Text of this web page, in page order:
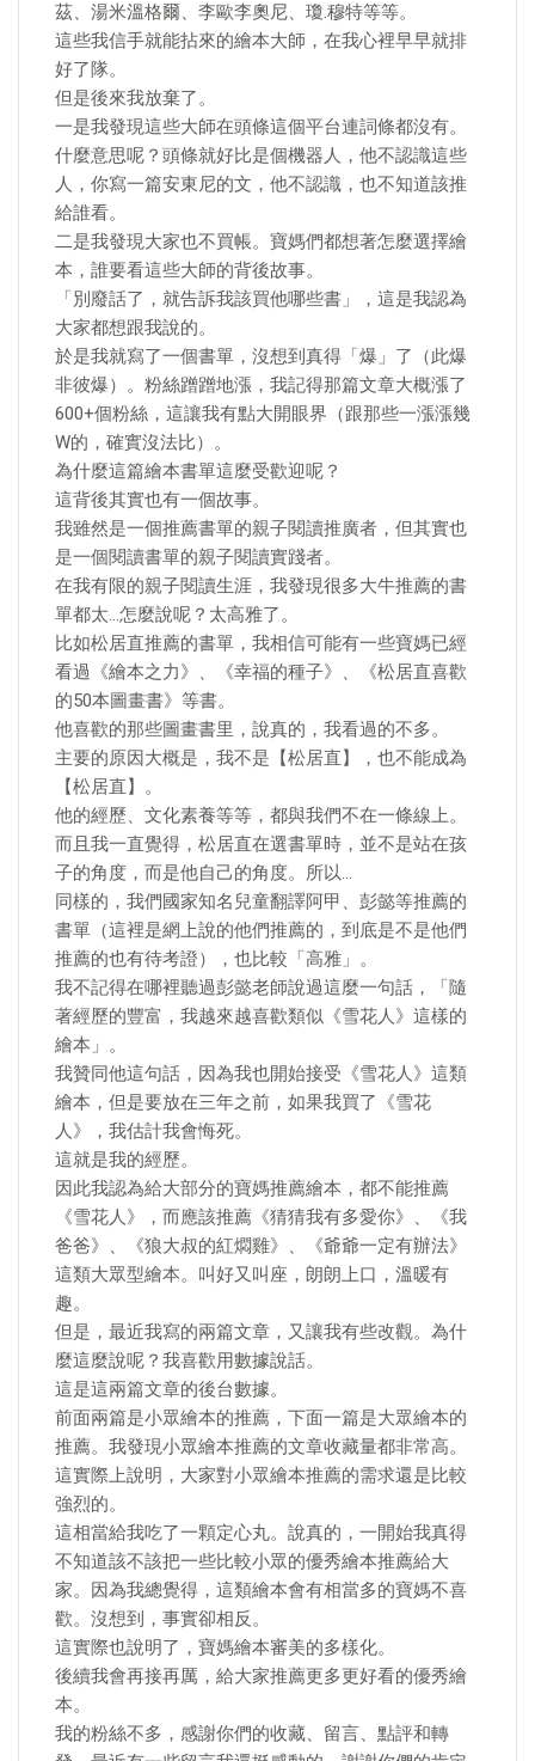
茲、湯米溫格爾、李歐李奧尼、瓊.穆特等等。
這些我信手就能拈來的繪本大師，在我心裡早早就排
好了隊。
但是後來我放棄了。
一是我發現這些大師在頭條這個平台連詞條都沒有。
什麼意思呢？頭條就好比是個機器人，他不認識這些
人，你寫一篇安東尼的文，他不認識，也不知道該推
給誰看。
二是我發現大家也不買帳。寶媽們都想著怎麼選擇繪
本，誰要看這些大師的背後故事。
「別廢話了，就告訴我該買他哪些書」，這是我認為
大家都想跟我說的。
於是我就寫了一個書單，沒想到真得「爆」了（此爆
非彼爆）。粉絲蹭蹭地漲，我記得那篇文章大概漲了
600+個粉絲，這讓我有點大開眼界（跟那些一漲漲幾
W的，確實沒法比）。
為什麼這篇繪本書單這麼受歡迎呢？
這背後其實也有一個故事。
我雖然是一個推薦書單的親子閱讀推廣者，但其實也
是一個閱讀書單的親子閱讀實踐者。
在我有限的親子閱讀生涯，我發現很多大牛推薦的書
單都太…怎麼說呢？太高雅了。
比如松居直推薦的書單，我相信可能有一些寶媽已經
看過《繪本之力》、《幸福的種子》、《松居直喜歡
的50本圖畫書》等書。
他喜歡的那些圖畫書里，說真的，我看過的不多。
主要的原因大概是，我不是【松居直】，也不能成為
【松居直】。
他的經歷、文化素養等等，都與我們不在一條線上。
而且我一直覺得，松居直在選書單時，並不是站在孩
子的角度，而是他自己的角度。所以…
同樣的，我們國家知名兒童翻譯阿甲、彭懿等推薦的
書單（這裡是網上說的他們推薦的，到底是不是他們
推薦的也有待考證），也比較「高雅」。
我不記得在哪裡聽過彭懿老師說過這麼一句話，「隨
著經歷的豐富，我越來越喜歡類似《雪花人》這樣的
繪本」。
我贊同他這句話，因為我也開始接受《雪花人》這類
繪本，但是要放在三年之前，如果我買了《雪花
人》，我估計我會悔死。
這就是我的經歷。
因此我認為給大部分的寶媽推薦繪本，都不能推薦
《雪花人》，而應該推薦《猜猜我有多愛你》、《我
爸爸》、《狼大叔的紅燜雞》、《爺爺一定有辦法》
這類大眾型繪本。叫好又叫座，朗朗上口，溫暖有
趣。
但是，最近我寫的兩篇文章，又讓我有些改觀。為什
麼這麼說呢？我喜歡用數據說話。
這是這兩篇文章的後台數據。
前面兩篇是小眾繪本的推薦，下面一篇是大眾繪本的
推薦。我發現小眾繪本推薦的文章收藏量都非常高。
這實際上說明，大家對小眾繪本推薦的需求還是比較
強烈的。
這相當給我吃了一顆定心丸。說真的，一開始我真得
不知道該不該把一些比較小眾的優秀繪本推薦給大
家。因為我總覺得，這類繪本會有相當多的寶媽不喜
歡。沒想到，事實卻相反。
這實際也說明了，寶媽繪本審美的多樣化。
後續我會再接再厲，給大家推薦更多更好看的優秀繪
本。
我的粉絲不多，感謝你們的收藏、留言、點評和轉